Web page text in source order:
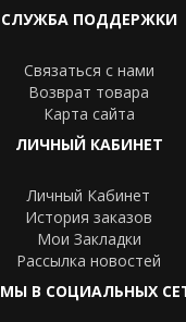
СЛУЖБА ПОДДЕРЖКИ
Связаться с нами
Возврат товара
Карта сайта
ЛИЧНЫЙ КАБИНЕТ
Личный Кабинет
История заказов
Мои Закладки
Рассылка новостей
МЫ В СОЦИАЛЬНЫХ